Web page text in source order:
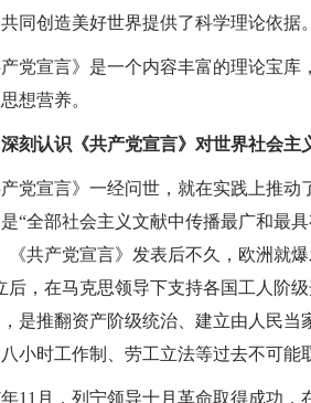
同创造美好世界提供了科学理论依据。
产党宣言》是一个内容丰富的理论宝
想营养。
刻认识《共产党宣言》对世界社会主
产党宣言》一经问世，就在实践上推
“全部社会主义文献中传播最广和最
《共产党宣言》发表后不久，欧洲就
后，在马克思领导下支持各国工人阶
是推翻资产阶级统治、建立由人民
小时工作制、劳工立法等过去不可能
年11月，列宁领导十月革命取得成功